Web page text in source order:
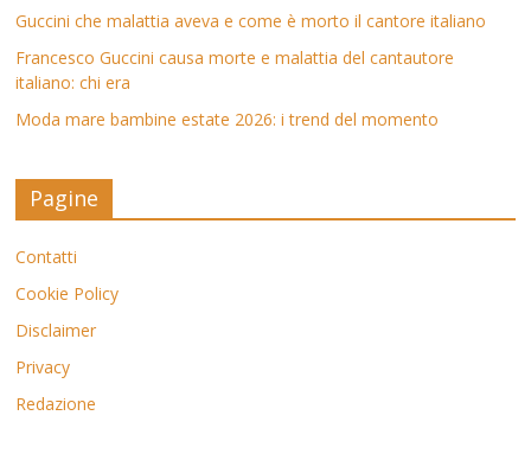
Guccini che malattia aveva e come è morto il cantore italiano
Francesco Guccini causa morte e malattia del cantautore
italiano: chi era
Moda mare bambine estate 2026: i trend del momento
Pagine
Contatti
Cookie Policy
Disclaimer
Privacy
Redazione